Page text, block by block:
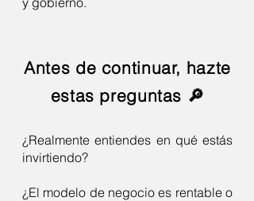
Antes de continuar, hazte
estas preguntas 🔎
¿Realmente entiendes en qué estás
invirtiendo?
¿El modelo de negocio es rentable o